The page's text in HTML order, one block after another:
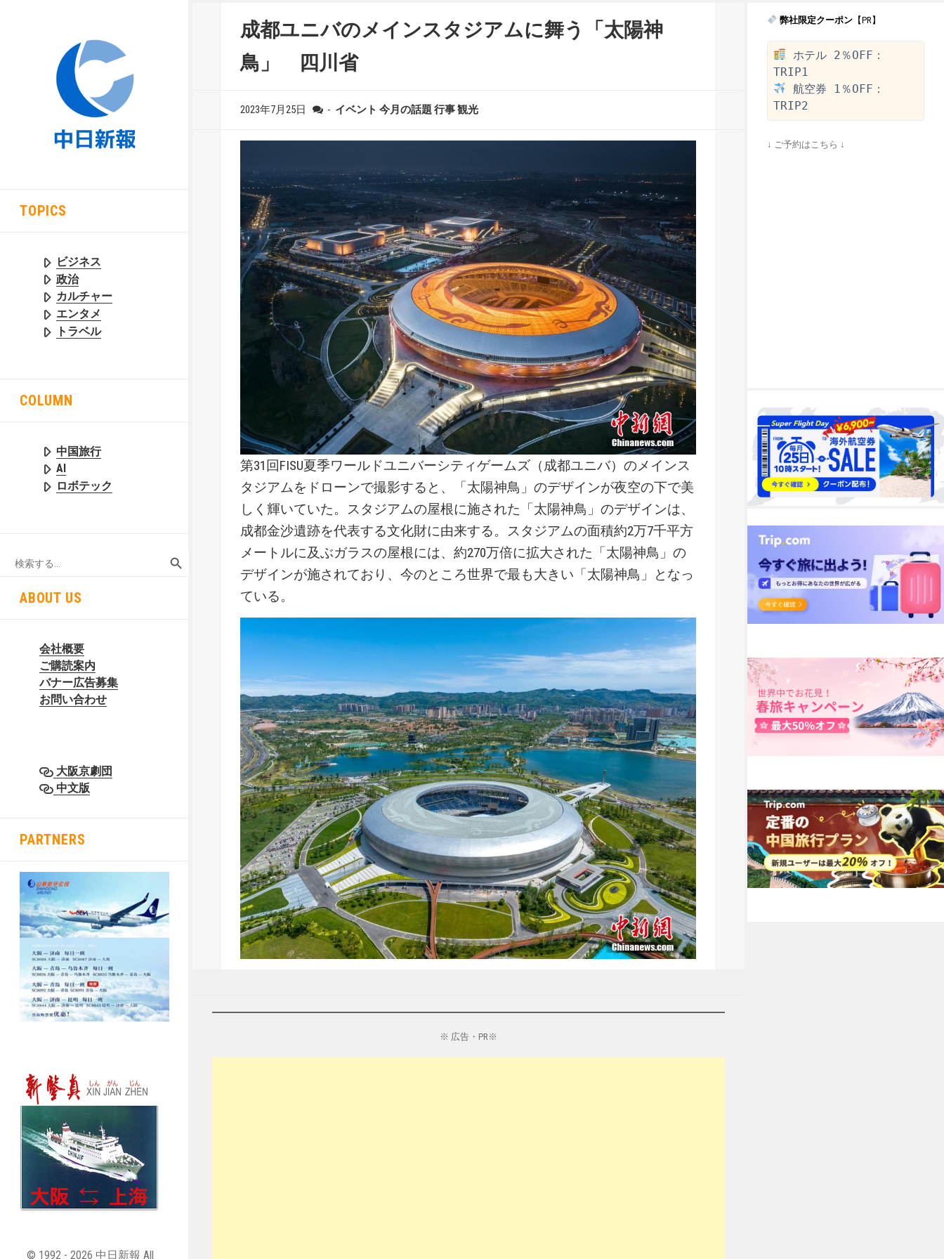
TOPICS
ビジネス
政治
カルチャー
エンタメ
トラベル
COLUMN
中国旅行
AI
ロボテック
Search
ABOUT US
会社概要
ご購読案内
バナー広告募集
お問い合わせ
大阪京劇団
中文版
PARTNERS
© 1992 - 2026 中日新報 All
成都ユニバのメインスタジアムに舞う「太陽神
鳥」 四川省
2023年7月25日 - イベント 今月の話題 行事観光
第31回FISU夏季ワールドユニバーシティゲームズ（成都ユニバ）のメインス
タジアムをドローンで撮影すると、「太陽神鳥」のデザインが夜空の下で美
しく輝いていた。スタジアムの屋根に施された「太陽神鳥」のデザインは、
成都金沙遺跡を代表する文化財に由来する。スタジアムの面積約2万7千平方
メートルに及ぶガラスの屋根には、約270万倍に拡大された「太陽神鳥」の
デザインが施されており、今のところ世界で最も大きい「太陽神鳥」となっ
ている。
※ 広告・PR※
弊社限定クーポン【PR】
ホテル 2％OFF：
航空券 1％OFF：
↓ ご予約はこちら ↓